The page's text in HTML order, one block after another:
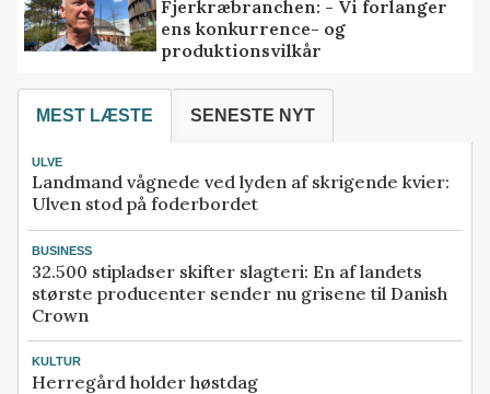
Fjerkræbranchen: - Vi forlanger
ens konkurrence- og
produktionsvilkår
MEST LÆSTE SENESTE NYT
ULVE
Landmand vågnede ved lyden af skrigende kvier:
Ulven stod på foderbordet
BUSINESS
32.500 stipladser skifter slagteri: En af landets
største producenter sender nu grisene til Danish
Crown
KULTUR
Herregård holder høstdag